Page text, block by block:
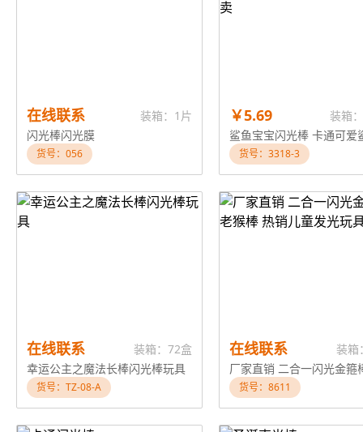
在线联系
装箱：1片
闪光棒闪光膜
货号：056
￥5.69 装箱
货号：3318-3
在线联系
装箱：72盒
幸运公主之魔法长棒闪光棒玩具
货号：TZ-08-A
在线联系 装箱
货号：8611